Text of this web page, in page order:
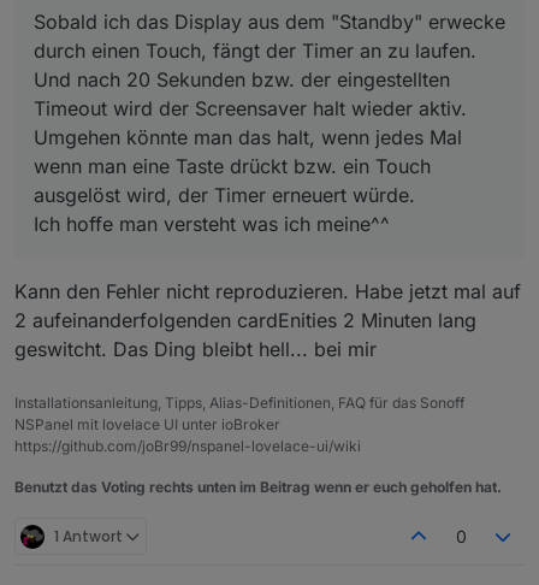
Sobald ich das Display aus dem "Standby" erwecke
durch einen Touch, fängt der Timer an zu laufen.
Und nach 20 Sekunden bzw. der eingestellten
Timeout wird der Screensaver halt wieder aktiv.
Umgehen könnte man das halt, wenn jedes Mal
wenn man eine Taste drückt bzw. ein Touch
ausgelöst wird, der Timer erneuert würde.
Ich hoffe man versteht was ich meine^^
Kann den Fehler nicht reproduzieren. Habe jetzt mal auf
2 aufeinanderfolgenden cardEnities 2 Minuten lang
geswitcht. Das Ding bleibt hell... bei mir
Installationsanleitung, Tipps, Alias-Definitionen, FAQ für das Sonoff
NSPanel mit lovelace UI unter ioBroker
https://github.com/joBr99/nspanel-lovelace-ui/wiki
Benutzt das Voting rechts unten im Beitrag wenn er euch geholfen hat.
1 Antwort 0